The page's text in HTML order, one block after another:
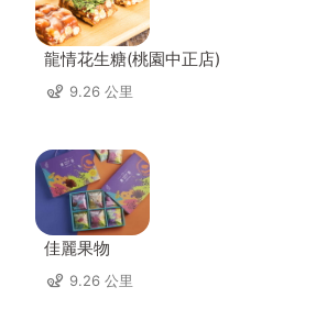
龍情花生糖(桃園中正店)
9.26 公里
佳麗果物
9.26 公里